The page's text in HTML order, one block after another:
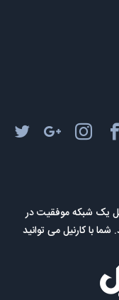
یک شبکه موفقیت در
با کارنیل می توانید